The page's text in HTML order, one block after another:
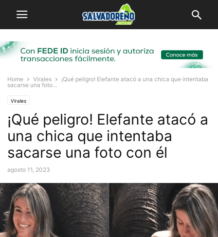
Home Virales
¡Qué peligro! Elefante atacó a una chica que intentaba
sacarse una foto...
Virales
¡Qué peligro! Elefante atacó a
una chica que intentaba
sacarse una foto con él
agosto 11, 2023